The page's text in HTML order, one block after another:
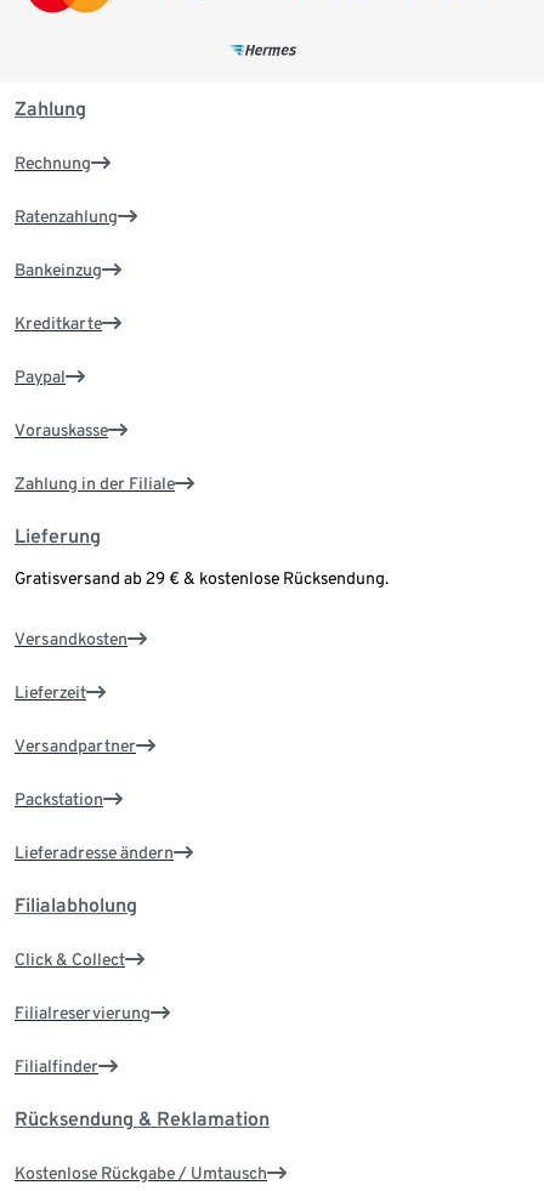
Zahlung
Rechnung
Ratenzahlung
Bankeinzug
Kreditkarte
Paypal
Vorauskasse
Zahlung in der Filiale
Lieferung
Gratisversand ab 29 € & kostenlose Rücksendung.
Versandkosten
Lieferzeit
Versandpartner
Packstation
Lieferadresse ändern
Filialabholung
Click & Collect
Filialreservierung
Filialfinder
Rücksendung & Reklamation
Kostenlose Rückgabe / Umtausch